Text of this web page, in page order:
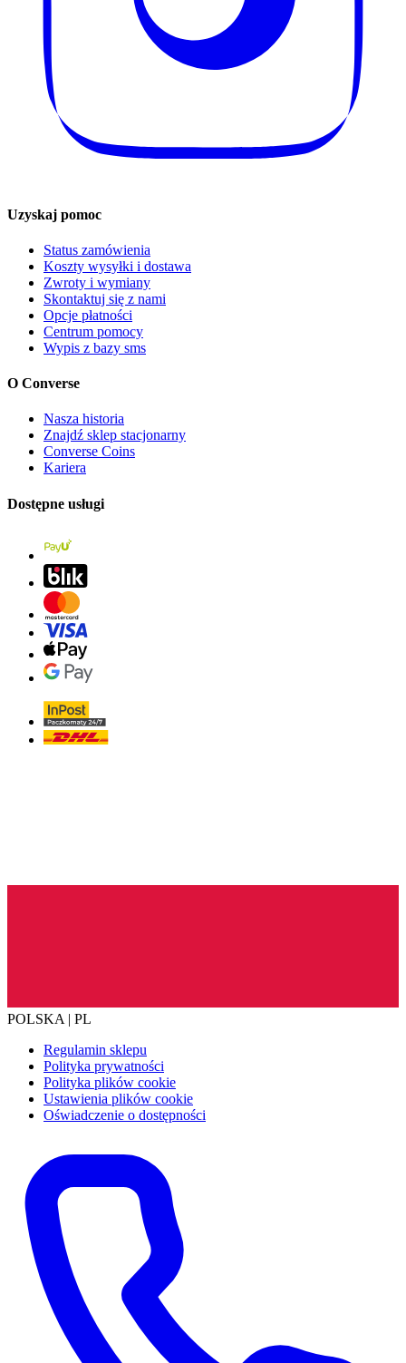
Uzyskaj pomoc
Status zamówienia
Koszty wysyłki i dostawa
Zwroty i wymiany
Skontaktuj się z nami
Opcje płatności
Centrum pomocy
Wypis z bazy sms
O Converse
Nasza historia
Znajdź sklep stacjonarny
Converse Coins
Kariera
Dostępne usługi
POLSKA | PL
Regulamin sklepu
Polityka prywatności
Polityka plików cookie
Ustawienia plików cookie
Oświadczenie o dostępności